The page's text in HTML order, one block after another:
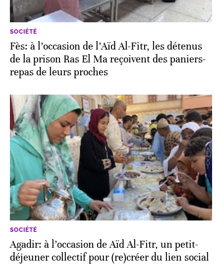
SOCIÉTÉ
Fès: à l’occasion de l’Aïd Al-Fitr, les détenus
de la prison Ras El Ma reçoivent des paniers-
repas de leurs proches
SOCIÉTÉ
Agadir: à l’occasion de Aïd Al-Fitr, un petit-
déjeuner collectif pour (re)créer du lien social